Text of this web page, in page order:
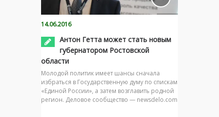
14.06.2016
Антон Гетта может стать новым
губернатором Ростовской
области
Молодой политик имеет шансы сначала
избраться в Государственную думу по спискам
«Единой России», а затем возглавить родной
регион. Деловое сообщество — newsdelo.com